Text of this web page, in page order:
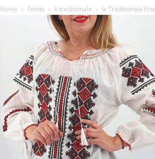
Home Femei Ii traditionale Ie Traditionala